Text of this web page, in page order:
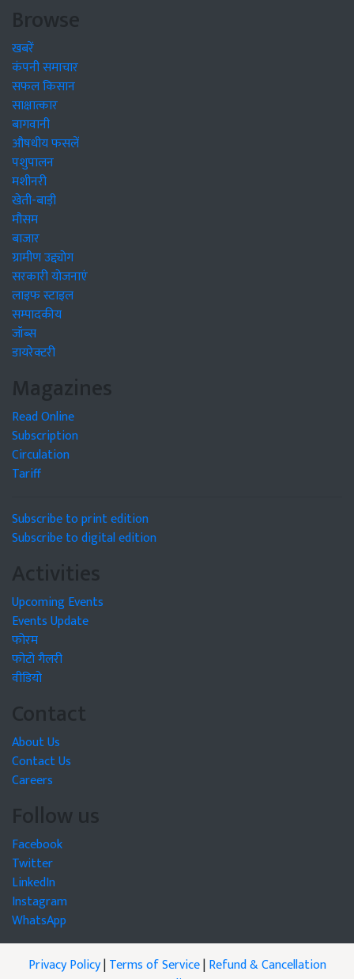
Browse
खबरें
कंपनी समाचार
सफल किसान
साक्षात्कार
बागवानी
औषधीय फसलें
पशुपालन
मशीनरी
खेती-बाड़ी
मौसम
बाजार
ग्रामीण उद्द्योग
सरकारी योजनाएं
लाइफ स्टाइल
सम्पादकीय
जॉब्स
डायरेक्टरी
Magazines
Read Online
Subscription
Circulation
Tariff
Subscribe to print edition
Subscribe to digital edition
Activities
Upcoming Events
Events Update
फोरम
फोटो गैलरी
वीडियो
Contact
About Us
Contact Us
Careers
Follow us
Facebook
Twitter
LinkedIn
Instagram
WhatsApp
Privacy Policy|Terms of Service|Refund & Cancellation